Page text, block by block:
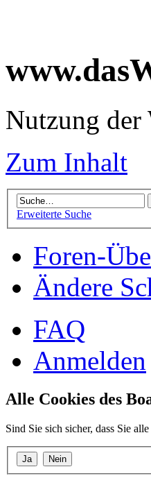
Nutzung
Zum Inhalt
Erweiterte Suche
Foren-
Ändere
FAQ
Anmelden
Alle Cookies des
Sind Sie sich sicher, dass Sie